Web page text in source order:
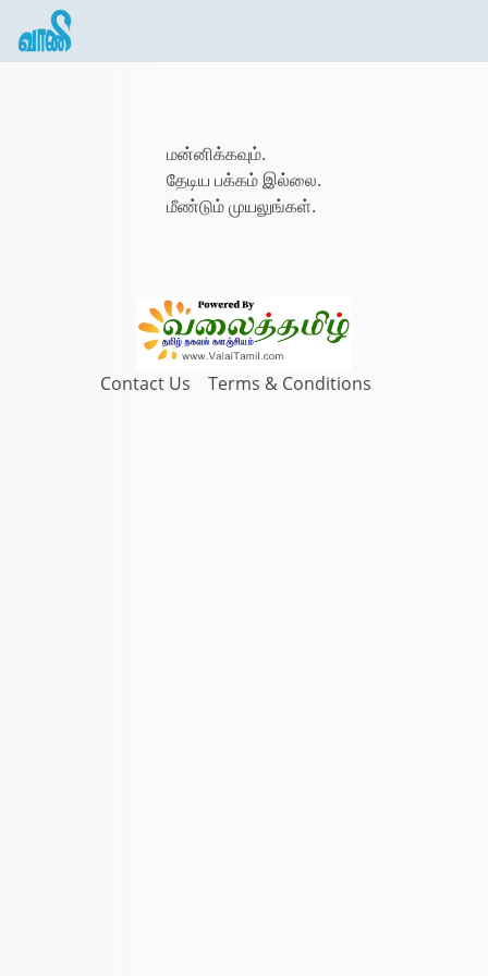
மன்னிக்கவும்.
தேடிய பக்கம் இல்லை.
மீண்டும் முயலுங்கள்.
Contact Us Terms & Conditions